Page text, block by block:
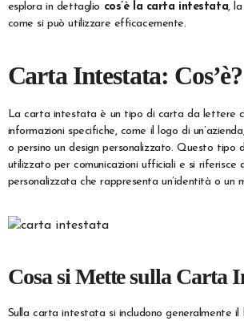
esplora in dettaglio cos’è la carta intestata,
come si può utilizzare efficacemente.
Carta Intestata: Cos’è?
La carta intestata è un tipo di carta da lettere
informazioni specifiche, come il logo di
o persino un design personalizzato. Questo tipo
utilizzato per comunicazioni ufficiali e si riferisce
personalizzata che rappresenta un’identità o un
Cosa si Mette sulla Carta
Sulla carta intestata si includono generalmente il